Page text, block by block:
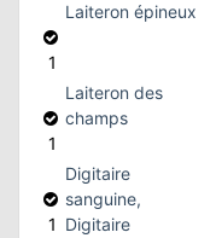
1
Laiteron épineux
1
Laiteron des
champs
1
Digitaire
sanguine,
Digitaire